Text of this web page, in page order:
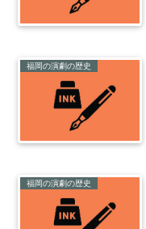
福岡の演劇の歴史
福岡の演劇の歴史